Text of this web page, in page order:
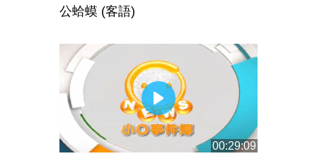
公蛤蟆 (客語)
00:29:09